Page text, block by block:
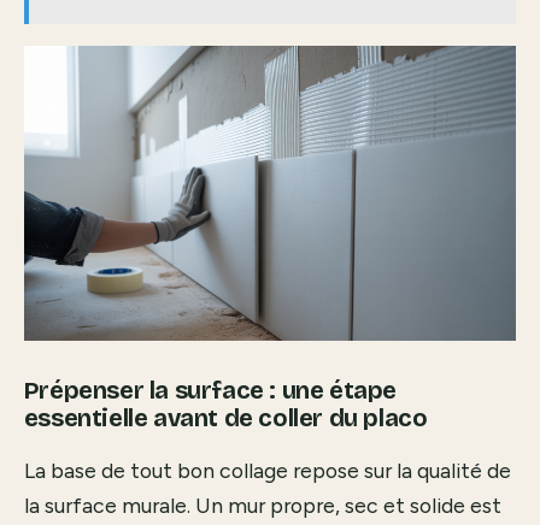
Prépenser la surface : une étape
essentielle avant de coller du placo
La base de tout bon collage repose sur la qualité de
la surface murale. Un mur propre, sec et solide est